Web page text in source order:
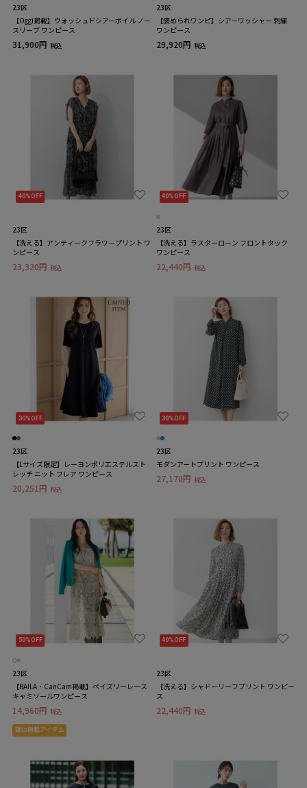
23区
【Oggi掲載】ウォッシュドシアーボイル ノー
スリーブ ワンピース
31,900円 税込
23区
【褒められワンピ】シアーワッシャー 刺繍
ワンピース
29,920円 税込
40%OFF
23区
【洗える】アンティークフラワープリント ワ
ンピース
23,320円 税込
40%OFF
23区
【洗える】ラスターローン フロントタック
ワンピース
22,440円 税込
30%OFF
23区
【Lサイズ限定】レーヨンポリエステルスト
レッチ ニット フレア ワンピース
20,251円 税込
30%OFF
23区
モダンアートプリント ワンピース
27,170円 税込
50%OFF
23区
【BAILA・CanCam掲載】ペイズリーレース
キャミソールワンピース
14,960円 税込
雑誌掲載アイテム
40%OFF
23区
【洗える】シャドーリーフプリント ワンピー
ス
22,440円 税込